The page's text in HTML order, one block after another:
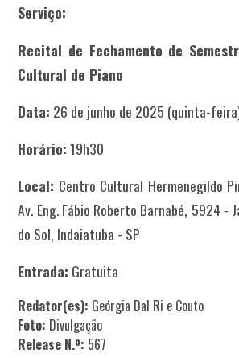
Serviço:
Recital de Fechamento de
Cultural de Piano
Data: 26 de junho de 2025 (quinta-
Horário:19h30
Local: Centro Cultural Hermenegildo
Av. Eng. Fábio Roberto Barnabé, 5924 -
do Sol, Indaiatuba - SP
Entrada: Gratuita
Redator(es): Geórgia Dal Ri e Couto
Foto: Divulgação
Release N.º: 567